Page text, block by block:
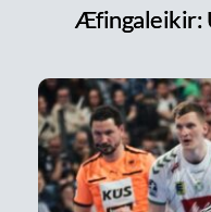
Æfingaleikir: